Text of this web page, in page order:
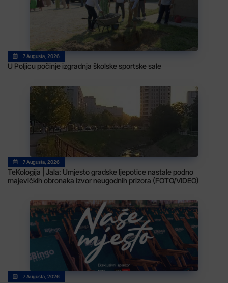
7 Augusta, 2026
U Poljicu počinje izgradnja školske sportske sale
7 Augusta, 2026
TeKologija | Jala: Umjesto gradske ljepotice nastale podno
majevičkih obronaka izvor neugodnih prizora (FOTO/VIDEO)
7 Augusta, 2026